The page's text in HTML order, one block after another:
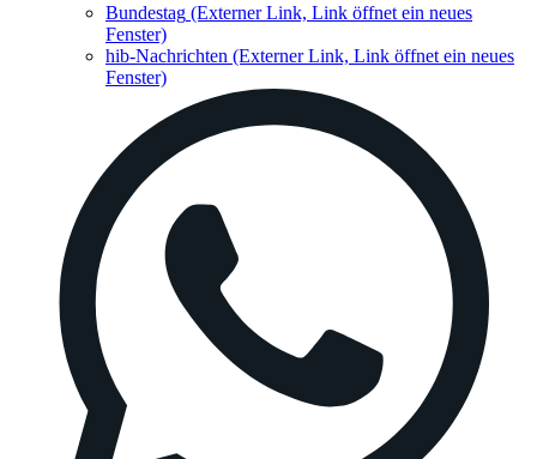
Bundestag (Externer Link, Link öffnet ein neues
Fenster)
hib-Nachrichten (Externer Link, Link öffnet ein neues
Fenster)